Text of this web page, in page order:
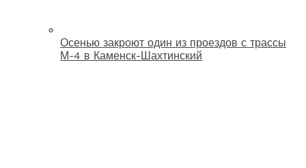
Осенью закроют один из проездов с трассы
М-4 в Каменск-Шахтинский